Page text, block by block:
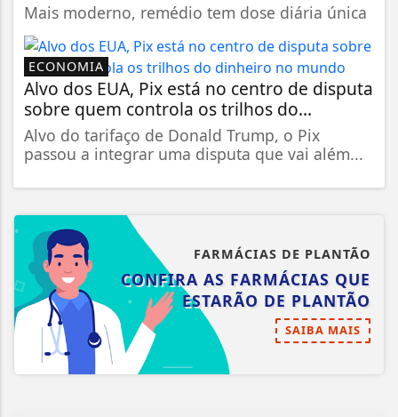
Mais moderno, remédio tem dose diária única
ECONOMIA
Alvo dos EUA, Pix está no centro de disputa
sobre quem controla os trilhos do...
Alvo do tarifaço de Donald Trump, o Pix
passou a integrar uma disputa que vai além...
FARMÁCIAS DE PLANTÃO
CONFIRA AS FARMÁCIAS QUE
ESTARÃO DE PLANTÃO
SAIBA MAIS